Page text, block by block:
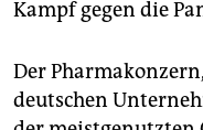
Kampf gegen die
Der
deutschen